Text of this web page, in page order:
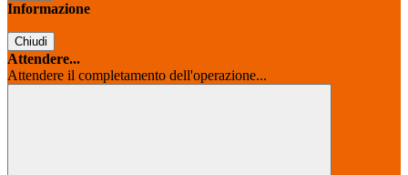
Informazione
Chiudi
Attendere...
Attendere il completamento dell'operazione...